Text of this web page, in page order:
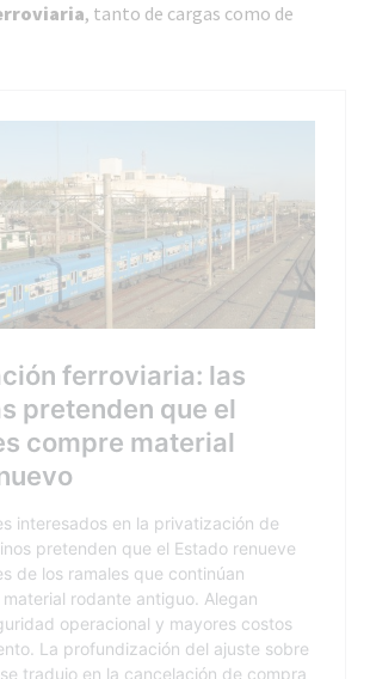
, tanto de cargas como de